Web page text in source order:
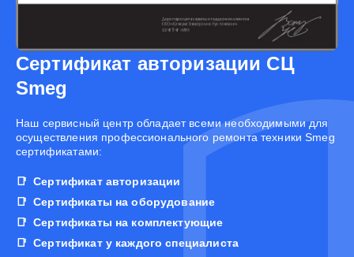
Сертификат авторизации СЦ
Smeg
Наш сервисный центр обладает всеми необходимыми для
осуществления профессионального ремонта техники Smeg
сертификатами:
Сертификат авторизации
Сертификаты на оборудование
Сертификаты на комплектующие
Сертификат у каждого специалиста